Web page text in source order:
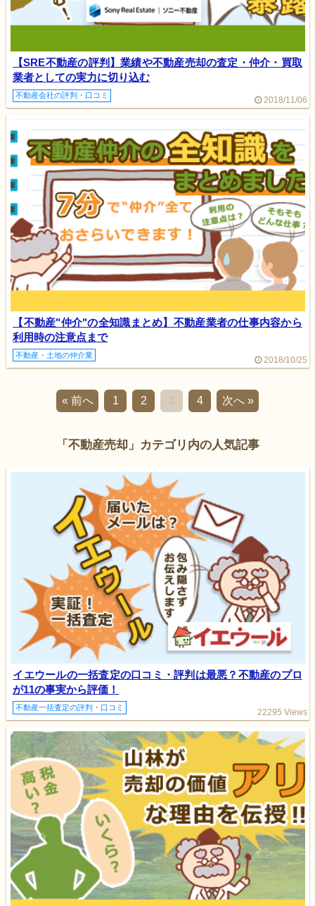
【SRE不動産の評判】業績や不動産売却の査定・仲介・買取
業者としての実力に切り込む
不動産会社の評判・口コミ 2018/11/06
【不動産"仲介"の全知識まとめ】不動産業者の仕事内容から
利用時の注意点まで
不動産・土地の仲介業 2018/10/25
« 前へ 1 2 3 4 次へ »
「不動産売却」カテゴリ内の人気記事
イエウールの一括査定の口コミ・評判は最悪？不動産のプロ
が11の事実から評価！
不動産一括査定の評判・口コミ 22295 Views